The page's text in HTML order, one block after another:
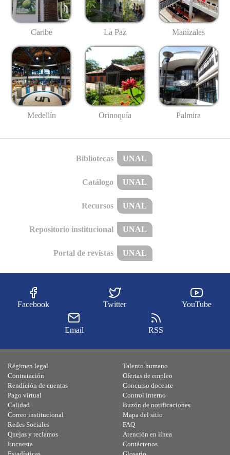
Caribe La Paz Manizales
Medellín Orinoquía Palmira
Bibliotecas UNAL
Catálogo UNAL
Recursos UNAL
Repositorio institucional UNAL
Portal de revistas UNAL
Facebook Twitter YouTube
Email RSS
Régimen legal
Contratación
Rendición de cuentas
Pago virtual
Calidad
Talento humano
Ofertas de empleo
Concurso docente
Control interno
Buzón de notificaciones
Correo institucional
Redes Sociales
Quejas y reclamos
Encuesta
Mapa del sitio
FAQ
Atención en línea
Contáctenos